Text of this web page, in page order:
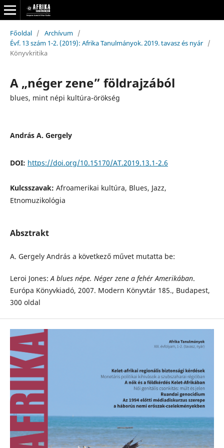
Főoldal / Archívum /
Évf. 13 szám 1-2. (2019): Afrika Tanulmányok. 2019. tavasz és nyár /
Könyvkritika
A „néger zene” földrajzából
blues, mint népi kultúra-örökség
András A. Gergely
DOI: https://doi.org/10.15170/AT.2019.13.1-2.6
Kulcsszavak: Afroamerikai kultúra, Blues, Jazz,
Etnomuzikológia
Absztrakt
A. Gergely András a következő művet mutatta be:
Leroi Jones:A blues népe. Néger zene a fehér Amerikában.
Európa Könyvkiadó, 2007. Modern Könyvtár 185., Budapest,
300 oldal